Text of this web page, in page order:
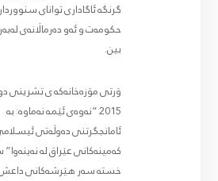
گرنگە ئاگاداری توانای
حکومەت و ئەو دەرماڵانەی
بین.
ۆرتی مۆزەخانەکە ی تشرینی
2015 “نەوەی ئێمە نەماوە: بە
ئامانجگرتنی دەوڵەتی
کەمینەکانی عێراق لە
خستە سەر هێرشەکانی